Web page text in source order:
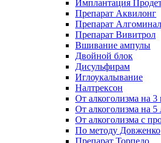
Имплантация
Препарат Аквилонг
Препарат Алгоминал
Препарат Вивитрол
Вшивание ампулы
Двойной блок
Дисульфирам
Иглоукалывание
Налтрексон
От алкоголизма на 3
От алкоголизма на 5
От алкоголизма с
По методу Довженко
Препарат Торпедо